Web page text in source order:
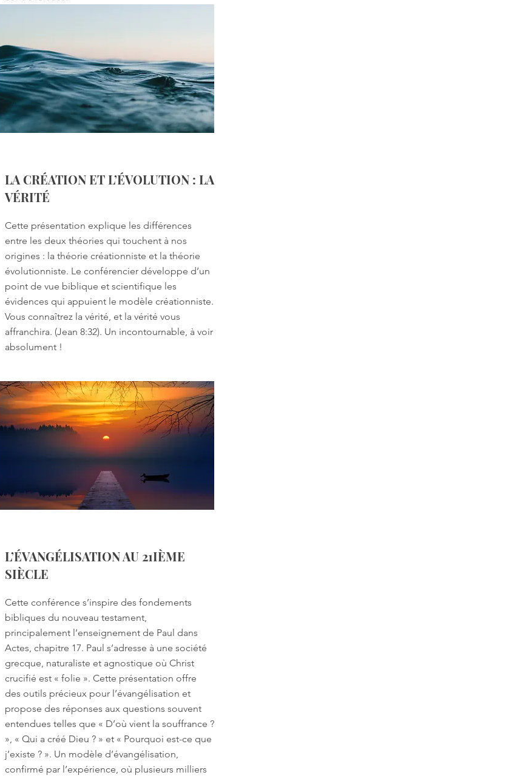
LA CRÉATION ET L’ÉVOLUTION : LA
VÉRITÉ
Cette présentation explique les différences
entre les deux théories qui touchent à nos
origines : la théorie créationniste et la théorie
évolutionniste. Le conférencier développe d’un
point de vue biblique et scientifique les
évidences qui appuient le modèle créationniste.
Vous connaîtrez la vérité, et la vérité vous
affranchira. (Jean 8:32). Un incontournable, à voir
absolument !
L’ÉVANGÉLISATION AU 21IÈME
SIÈCLE
Cette conférence s’inspire des fondements
bibliques du nouveau testament,
principalement l’enseignement de Paul dans
Actes, chapitre 17. Paul s’adresse à une société
grecque, naturaliste et agnostique où Christ
crucifié est « folie ». Cette présentation offre
des outils précieux pour l’évangélisation et
propose des réponses aux questions souvent
entendues telles que « D’où vient la souffrance ?
», « Qui a créé Dieu ? » et « Pourquoi est-ce que
j’existe ? ». Un modèle d’évangélisation,
confirmé par l’expérience, où plusieurs milliers